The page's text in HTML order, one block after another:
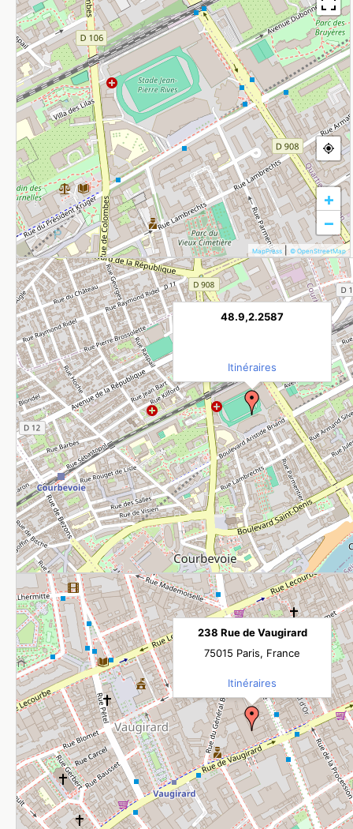
+
−
MapPress © OpenStreetMap
48.9,2.2587
Itinéraires
238 Rue de Vaugirard
75015 Paris, France
Itinéraires